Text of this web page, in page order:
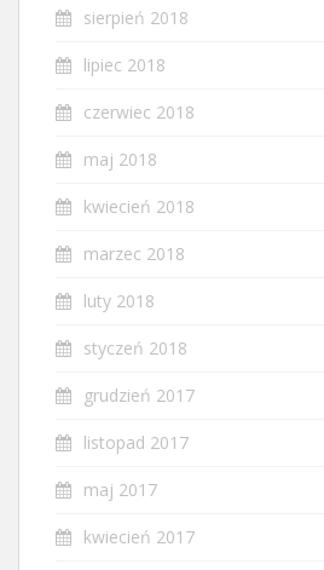
sierpień 2018
lipiec 2018
czerwiec 2018
maj 2018
kwiecień 2018
marzec 2018
luty 2018
styczeń 2018
grudzień 2017
listopad 2017
maj 2017
kwiecień 2017